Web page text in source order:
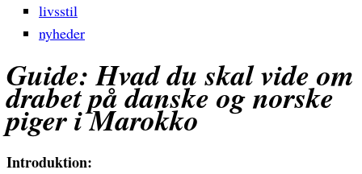
livsstil
nyheder
Guide: Hvad du skal vide om
drabet på danske og norske
piger i Marokko
Introduktion: